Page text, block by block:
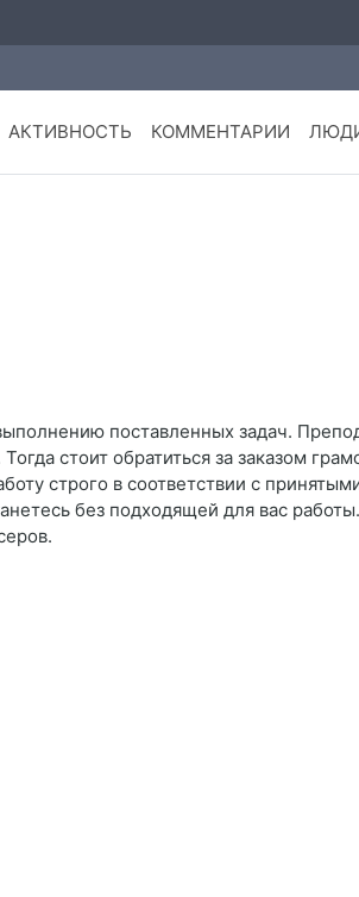
АКТИВНОСТЬ КОММЕНТАРИИ
поставленных задач.
стоит обратиться за заказом
строго в соответствии с
без подходящей для вас